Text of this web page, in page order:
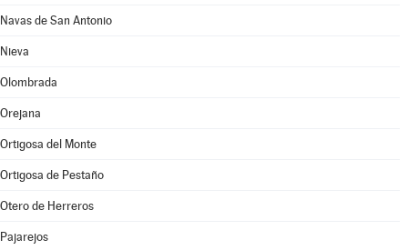
Navas de San Antonio
Nieva
Olombrada
Orejana
Ortigosa del Monte
Ortigosa de Pestaño
Otero de Herreros
Pajarejos